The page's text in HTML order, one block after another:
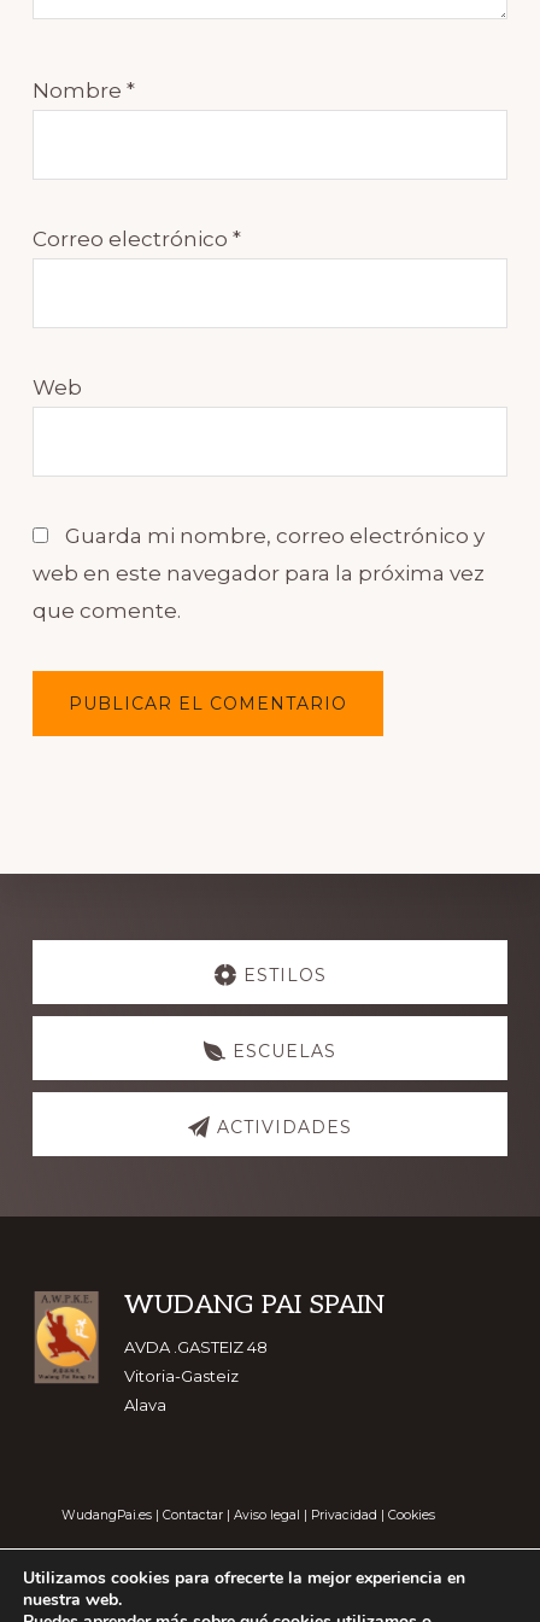
Nombre *
Correo electrónico *
Web
Guarda mi nombre, correo electrónico y
web en este navegador para la próxima vez
que comente.
Explore
ESTILOS
ESCUELAS
ACTIVIDADES
Footer
WUDANG PAI SPAIN
AVDA .GASTEIZ 48
Vitoria-Gasteiz
Alava
WudangPai.es| Contactar| Aviso legal | Privacidad | Cookies
Utilizamos cookies para ofrecerte la mejor experiencia en
nuestra web.